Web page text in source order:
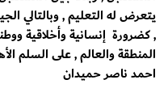
يتعرض له التعليم , وبالتالي
, كضرورة إنسانية وأخلاقية
المنطقة والعالم , على السلم
احمد ناصر حميدان